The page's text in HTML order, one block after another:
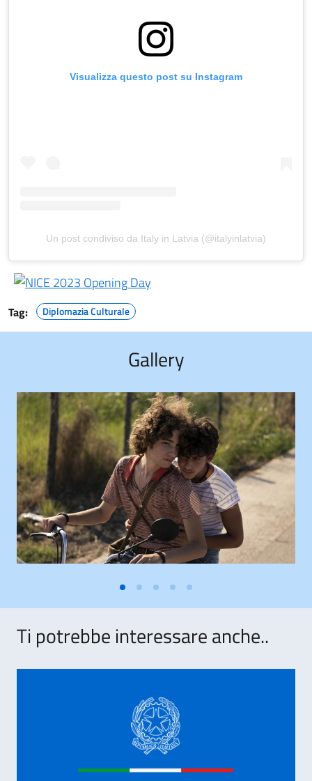
Visualizza questo post su Instagram
Un post condiviso da Italy in Latvia (@italyinlatvia)
Tag: Diplomazia Culturale
Gallery
Ti potrebbe interessare anche..